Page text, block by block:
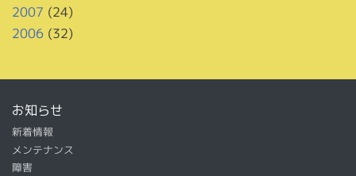
2007 (24)
2006 (32)
お知らせ
新着情報
メンテナンス
障害